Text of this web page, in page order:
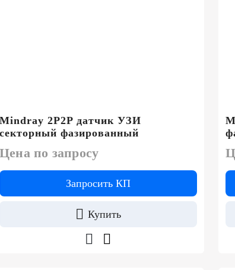
Mindray 2P2P датчик УЗИ
секторный фазированный
Цена по запросу
Запросить КП
Купить